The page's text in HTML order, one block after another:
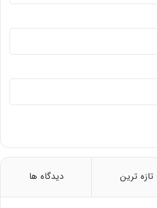
تازه ترین دیدگاه ها